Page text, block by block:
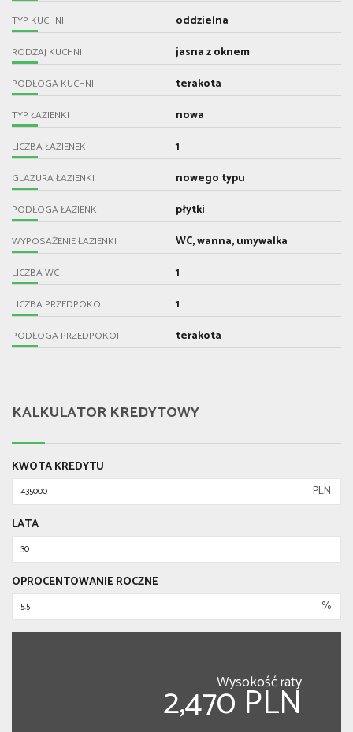
TYP KUCHNI oddzielna
RODZAJ KUCHNI jasna z oknem
PODŁOGA KUCHNI terakota
TYP ŁAZIENKI nowa
LICZBA ŁAZIENEK 1
GLAZURA ŁAZIENKI nowego typu
PODŁOGA ŁAZIENKI płytki
WYPOSAŻENIE ŁAZIENKI WC, wanna, umywalka
LICZBA WC 1
LICZBA PRZEDPOKOI 1
PODŁOGA PRZEDPOKOI terakota
KALKULATOR KREDYTOWY
KWOTA KREDYTU
PLN
LATA
OPROCENTOWANIE ROCZNE
%
Wysokość raty
2,470 PLN